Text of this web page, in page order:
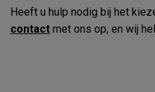
Heeft u hulp nodig bij het
contact met ons op, en wij